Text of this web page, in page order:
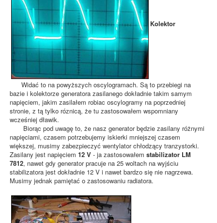
Kolektor
Widać to na powyższych oscylogramach. Są to przebiegi na
bazie i kolektorze generatora zasilanego dokładnie takim samym
napięciem, jakim zasilałem robiac oscylogramy na poprzedniej
stronie, z tą tylko róznicą, że tu zastosowałem wspomniany
wcześniej dławik.
Biorąc pod uwagę to, że nasz generator będzie zasilany różnymi
napięciami, czasem potrzebujemy iskierki mniejszej czasem
większej, musimy zabezpieczyć wentylator chłodzący tranzystorki.
Zasilany jest napięciem 12 V - ja zastosowałem stabilizator LM
7812, nawet gdy generator pracuje na 25 woltach na wyjściu
stabilizatora jest dokładnie 12 V i nawet bardzo się nie nagrzewa.
Musimy jednak pamiętać o zastosowaniu radiatora.